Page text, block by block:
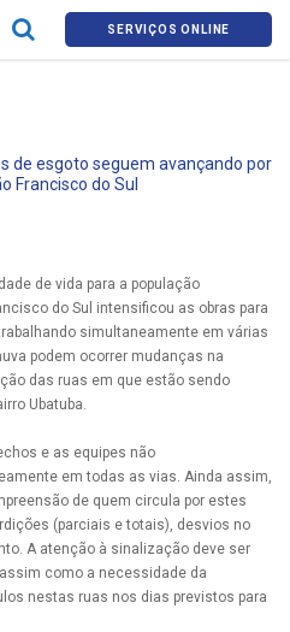
SERVIÇOS ONLINE
de esgoto seguem avançando por
Francisco do Sul
de vida para a população
do Sul intensificou as obras para
simultaneamente em várias
podem ocorrer mudanças na
das ruas em que estão sendo
Ubatuba.
e as equipes não
em todas as vias. Ainda assim,
de quem circula por estes
(parciais e totais), desvios no
A atenção à sinalização deve ser
como a necessidade da
nestas ruas nos dias previstos para